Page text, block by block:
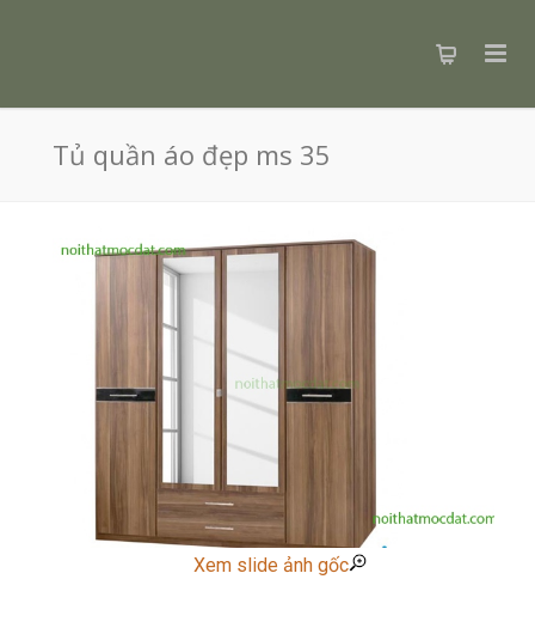
Tủ quần áo đẹp ms 35
Xem slide ảnh gốc